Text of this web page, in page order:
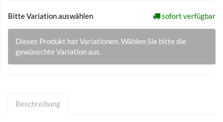
Bitte Variation auswählen sofort verfügbar
Dieses Produkt hat Variationen. Wählen Sie bitte die
gewünschte Variation aus.
Beschreibung